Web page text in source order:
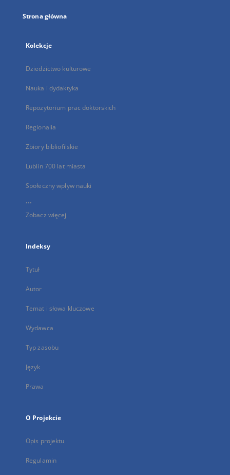
Strona główna
Kolekcje
Dziedzictwo kulturowe
Nauka i dydaktyka
Repozytorium prac doktorskich
Regionalia
Zbiory bibliofilskie
Lublin 700 lat miasta
Społeczny wpływ nauki
...
Zobacz więcej
Indeksy
Tytuł
Autor
Temat i słowa kluczowe
Wydawca
Typ zasobu
Język
Prawa
O Projekcie
Opis projektu
Regulamin